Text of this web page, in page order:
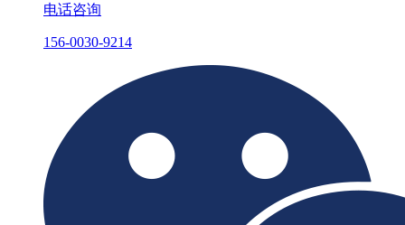
电话咨询
156-0030-9214